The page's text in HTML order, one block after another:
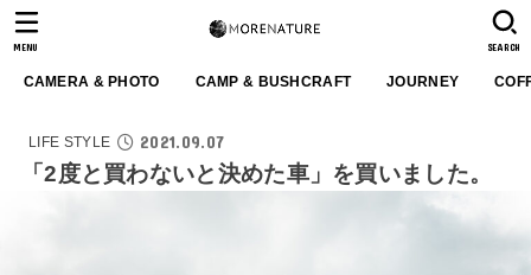
CAMERA & PHOTO CAMP & BUSHCRAFT JOURNEY
SEARCH
MENU
LIFE STYLE 2021.09.07
「2度と買わないと決めた車」を買いました。